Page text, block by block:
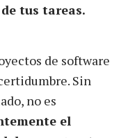
tus tareas.
de software
Sin
no es
el